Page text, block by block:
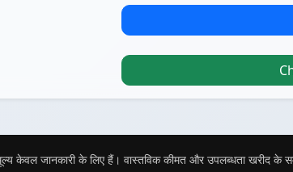
केवल जानकारी के लिए हैं। वास्तविक कीमत और उपलब्धता खरीद के